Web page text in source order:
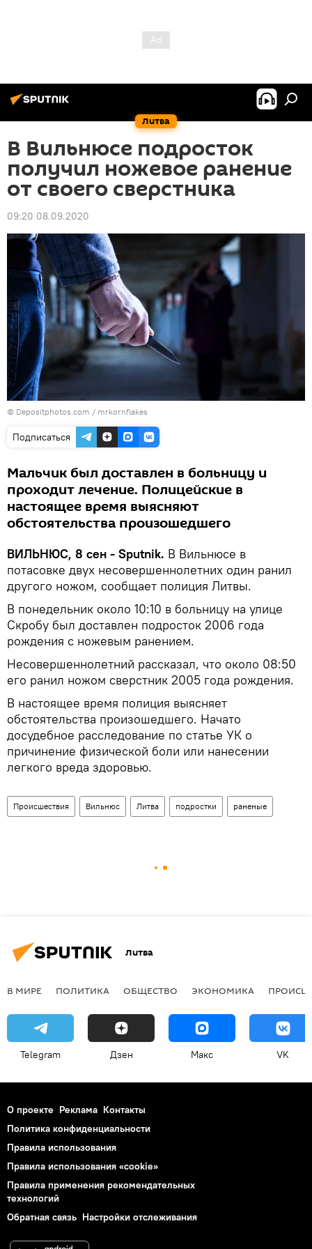
Литва
В Вильнюсе подросток
получил ножевое ранение
от своего сверстника
09:20 08.09.2020
© Depositphotos.com / mrkornflakes
Подписаться
Мальчик был доставлен в больницу и
проходит лечение. Полицейские в
настоящее время выясняют
обстоятельства произошедшего
ВИЛЬНЮС, 8 сен - Sputnik. В Вильнюсе в
потасовке двух несовершеннолетних один ранил
другого ножом, сообщает полиция Литвы.
В понедельник около 10:10 в больницу на улице
Скробу был доставлен подросток 2006 года
рождения с ножевым ранением.
Несовершеннолетний рассказал, что около 08:50
его ранил ножом сверстник 2005 года рождения.
В настоящее время полиция выясняет
обстоятельства произошедшего. Начато
досудебное расследование по статье УК о
причинение физической боли или нанесении
легкого вреда здоровью.
Происшествия Вильнюс Литва подростки раненые
Литва
В МИРЕ ПОЛИТИКА ОБЩЕСТВО ЭКОНОМИКА
Telegram Дзен Макс VK
О проекте Реклама Контакты
Политика конфиденциальности
Правила использования
Правила использования «cookie»
Правила применения рекомендательных
технологий
Обратная связь Настройки отслеживания